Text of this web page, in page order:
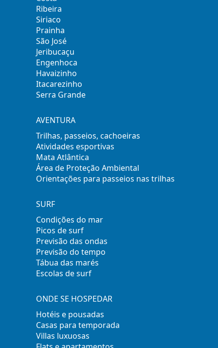
Ribeira
Siriaco
Prainha
São José
Jeribucaçu
Engenhoca
Havaizinho
Itacarezinho
Serra Grande
AVENTURA
Trilhas, passeios, cachoeiras
Atividades esportivas
Mata Atlântica
Área de Proteção Ambiental
Orientações para passeios nas trilhas
SURF
Condições do mar
Picos de surf
Previsão das ondas
Previsão do tempo
Tábua das marés
Escolas de surf
ONDE SE HOSPEDAR
Hotéis e pousadas
Casas para temporada
Villas luxuosas